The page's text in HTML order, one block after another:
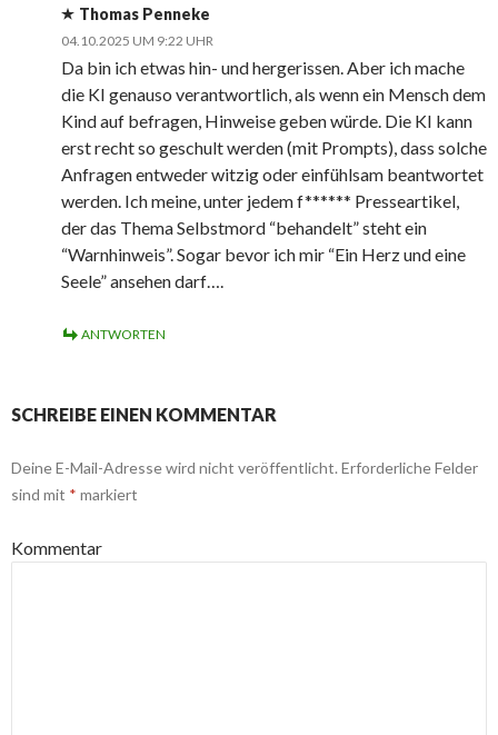
Thomas Penneke
04.10.2025 UM 9:22 UHR
Da bin ich etwas hin- und hergerissen. Aber ich mache
die KI genauso verantwortlich, als wenn ein Mensch dem
Kind auf befragen, Hinweise geben würde. Die KI kann
erst recht so geschult werden (mit Prompts), dass solche
Anfragen entweder witzig oder einfühlsam beantwortet
werden. Ich meine, unter jedem f****** Presseartikel,
der das Thema Selbstmord “behandelt” steht ein
“Warnhinweis”. Sogar bevor ich mir “Ein Herz und eine
Seele” ansehen darf….
ANTWORTEN
SCHREIBE EINEN KOMMENTAR
Deine E-Mail-Adresse wird nicht veröffentlicht. Erforderliche Felder
sind mit * markiert
Kommentar